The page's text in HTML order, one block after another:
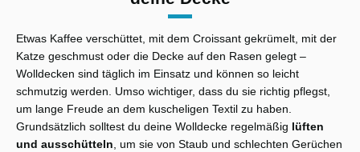
Etwas Kaffee verschüttet, mit dem Croissant gekrümelt, mit der
Katze geschmust oder die Decke auf den Rasen gelegt –
Wolldecken sind täglich im Einsatz und können so leicht
schmutzig werden. Umso wichtiger, dass du sie richtig pflegst,
um lange Freude an dem kuscheligen Textil zu haben.
Grundsätzlich solltest du deine Wolldecke regelmäßig lüften
und ausschütteln , um sie von Staub und schlechten Gerüchen